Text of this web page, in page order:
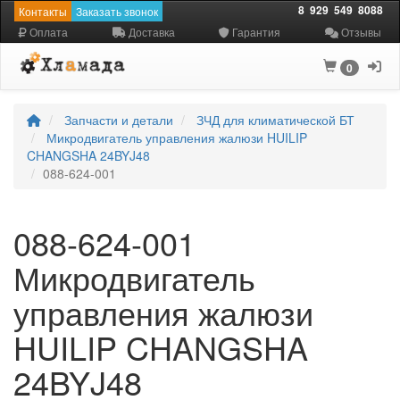
Контакты Заказать звонок 8 929 549 8088
Оплата Доставка Гарантия Отзывы
0
Запчасти и детали
ЗЧД для климатической БТ
Микродвигатель управления жалюзи HUILIP
CHANGSHA 24BYJ48
088-624-001
088-624-001
Микродвигатель
управления жалюзи
HUILIP CHANGSHA
24BYJ48